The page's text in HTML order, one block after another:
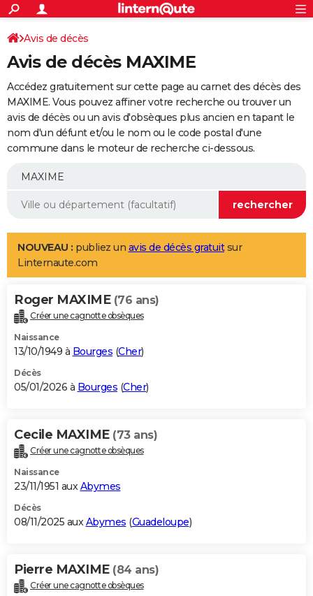
ACTUALITÉS
Politique
Société
Faits Divers
Education
Monde
Villes
+
SPORT
Coupe du monde 2026
Football
Tennis
Cyclisme
Rugby
Forum
Programme TV
TNT
Streaming
Cinéma
Sorties cinéma
Musique
+
FINANCE
Retraite
Epargne
Immobilier
Risques naturels par ville
Banque
Assurance
AUTO
Essais
Réserver un essai
Citadines
Berlines
SUV
Forum auto
+
Mobiles
Meilleur smartphone
Internet
Ordinateurs
Jeux vidéo
Guide high-tech
Aménagement intérieur
LIFESTYLE
Art de vivre
Bien-être
Loisirs
Mode
Modes de vie
Alimentation
Guide de la santé
Maladies
Médicaments
Sommeil
VOYAGE
Destinations
City break
Voyage nature
Voyage de noces
Forum
Climat
+PHOTO
GUIDES D'ACHAT
BONS PLANS
Carte de Noël
Carte Bonne année
Carte Saint-Valentin
Carte Pâques
Carte d'anniversaire
DICTIONNAIRE
Dictionnaire
Biographies
Citations
Expressions
Proverbes
PROGRAMME TV
S'inscrire
Se connecter
Lycées
Collèges
Primaires
Universités
Entreprises
Service militaire
Avis de recherche
AVIS DE DÉCÈS
Bricolage
Lifestyle
Culture
Sport
Auto
Television
Voyage
Cinema
Avis de décès
Avis de décès MAXIME
Accédez gratuitement sur cette page au carnet des décès des
MAXIME. Vous pouvez affiner votre recherche ou trouver un
avis de décès ou un avis d'obsèques plus ancien en tapant le
nom d'un défunt et/ou le nom ou le code postal d'une
commune dans le moteur de recherche ci-dessous.
NOUVEAU : publiez un avis de décès gratuitsur
Linternaute.com
Roger MAXIME (76 ans)
Créer une cagnotte obsèques
Naissance
13/10/1949 à Bourges (Cher)
Décès
05/01/2026 à Bourges (Cher)
Cecile MAXIME (73 ans)
Créer une cagnotte obsèques
Naissance
23/11/1951 auxAbymes
Décès
08/11/2025 auxAbymes (Guadeloupe)
Pierre MAXIME (84 ans)
Créer une cagnotte obsèques